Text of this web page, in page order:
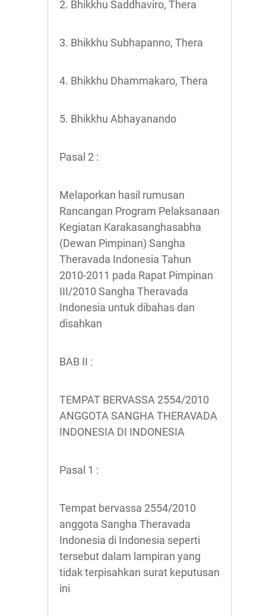
2. Bhikkhu Saddhaviro, Thera
3. Bhikkhu Subhapanno, Thera
4. Bhikkhu Dhammakaro, Thera
5. Bhikkhu Abhayanando
Pasal 2 :
Melaporkan hasil rumusan
Rancangan Program Pelaksanaan
Kegiatan Karakasanghasabha
(Dewan Pimpinan) Sangha
Theravada Indonesia Tahun
2010-2011 pada Rapat Pimpinan
III/2010 Sangha Theravada
Indonesia untuk dibahas dan
disahkan
BAB II :
TEMPAT BERVASSA 2554/2010
ANGGOTA SANGHA THERAVADA
INDONESIA DI INDONESIA
Pasal 1 :
Tempat bervassa 2554/2010
anggota Sangha Theravada
Indonesia di Indonesia seperti
tersebut dalam lampiran yang
tidak terpisahkan surat keputusan
ini